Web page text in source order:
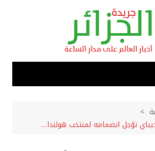
تؤجل انضمامه لمنتخب هولندا…